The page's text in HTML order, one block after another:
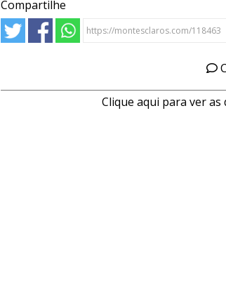
Compartilhe
Clique aqui para ver